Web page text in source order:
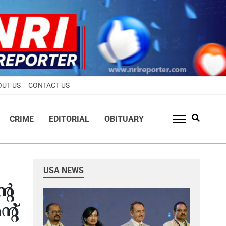
US CONTACT US
CRIME EDITORIAL OBITUARY
USA NEWS